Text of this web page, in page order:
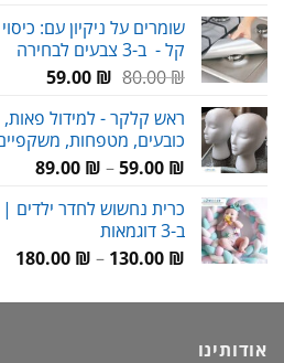
היה:
90.00 ₪.
הוא:
69.00 ₪.
שומרים על ניקיון עם:
קל - ב-3 צבעים לבחירה
80.00₪
המחיר
היה:
80.00 ₪.
59.00 ₪
המחיר
הוא:
59.00 ₪.
ראש קלקר - למידול
כובעים, מטפחות,
59.00 ₪
–
89.00 ₪
טווח
ב-3 דוגמאות
130.00 ₪
–
180.00 ₪
אודותינו